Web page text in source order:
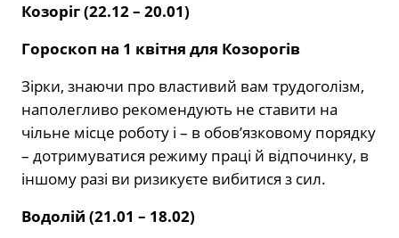
Козоріг (22.12 – 20.01)
Гороскоп на 1 квітня для Козорогів
Зірки, знаючи про властивий вам трудоголізм,
наполегливо рекомендують не ставити на
чільне місце роботу і – в обов’язковому порядку
– дотримуватися режиму праці й відпочинку, в
іншому разі ви ризикуєте вибитися з сил.
Водолій (21.01 – 18.02)